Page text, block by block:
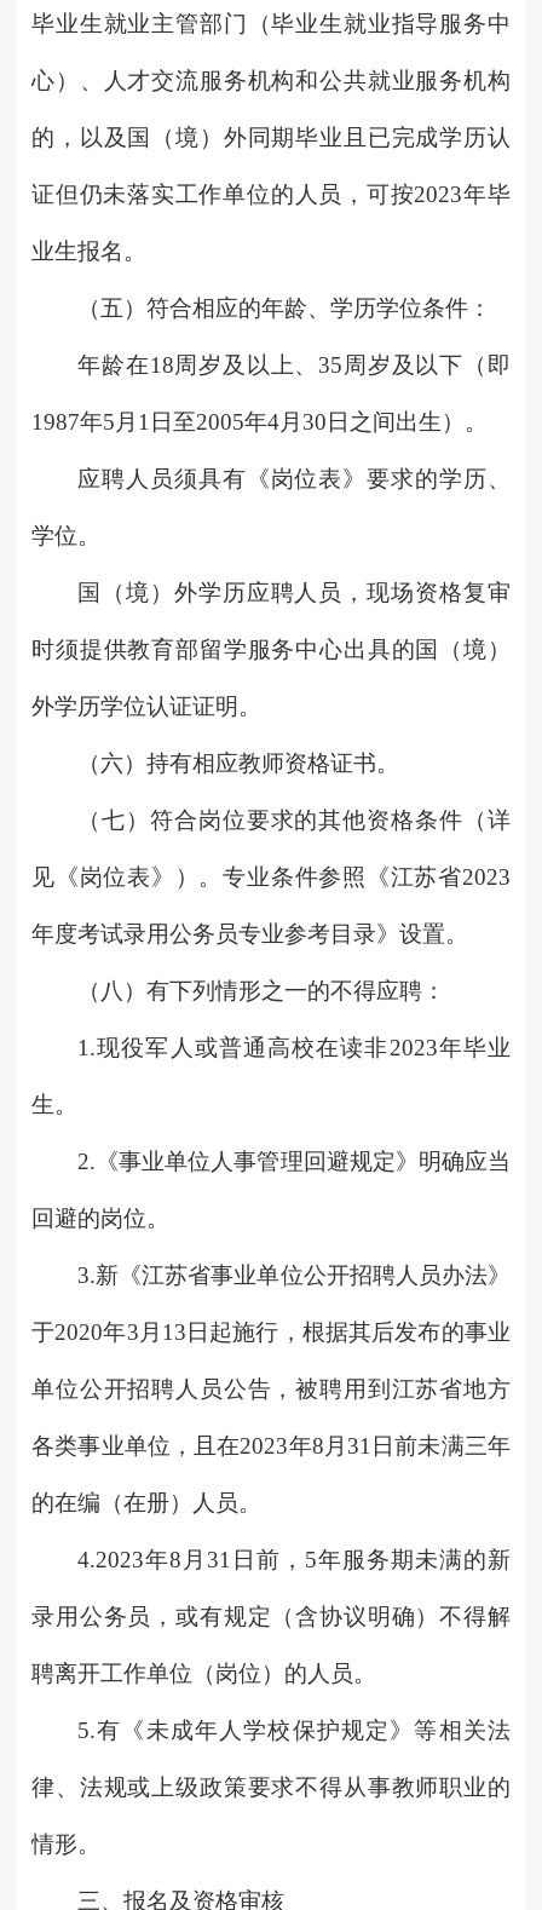
毕业生就业主管部门（毕业生就业指导服务中
心）、人才交流服务机构和公共就业服务机构
的，以及国（境）外同期毕业且已完成学历认
证但仍未落实工作单位的人员，可按2023年毕
业生报名。
（五）符合相应的年龄、学历学位条件：
年龄在18周岁及以上、35周岁及以下（即
1987年5月1日至2005年4月30日之间出生）。
应聘人员须具有《岗位表》要求的学历、
学位。
国（境）外学历应聘人员，现场资格复审
时须提供教育部留学服务中心出具的国（境）
外学历学位认证证明。
（六）持有相应教师资格证书。
（七）符合岗位要求的其他资格条件（详
见《岗位表》）。专业条件参照《江苏省2023
年度考试录用公务员专业参考目录》设置。
（八）有下列情形之一的不得应聘：
1.现役军人或普通高校在读非2023年毕业
生。
2.《事业单位人事管理回避规定》明确应当
回避的岗位。
3.新《江苏省事业单位公开招聘人员办法》
于2020年3月13日起施行，根据其后发布的事业
单位公开招聘人员公告，被聘用到江苏省地方
各类事业单位，且在2023年8月31日前未满三年
的在编（在册）人员。
4.2023年8月31日前，5年服务期未满的新
录用公务员，或有规定（含协议明确）不得解
聘离开工作单位（岗位）的人员。
5.有《未成年人学校保护规定》等相关法
律、法规或上级政策要求不得从事教师职业的
情形。
三、报名及资格审核